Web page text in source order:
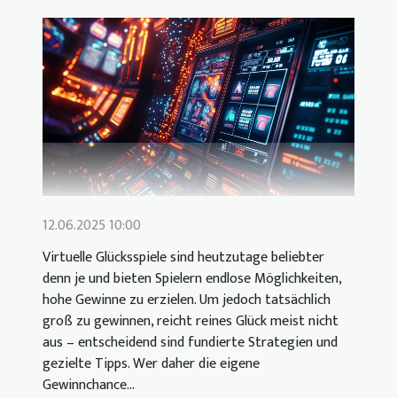
12.06.2025 10:00
Virtuelle Glücksspiele sind heutzutage beliebter
denn je und bieten Spielern endlose Möglichkeiten,
hohe Gewinne zu erzielen. Um jedoch tatsächlich
groß zu gewinnen, reicht reines Glück meist nicht
aus – entscheidend sind fundierte Strategien und
gezielte Tipps. Wer daher die eigene
Gewinnchance...